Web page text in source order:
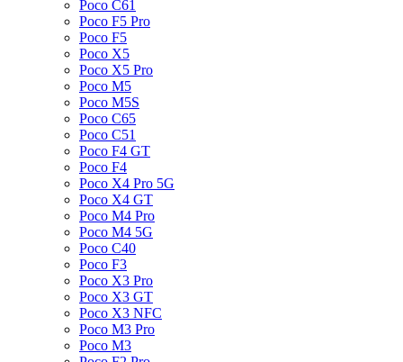
Poco C61
Poco F5 Pro
Poco F5
Poco X5
Poco X5 Pro
Poco M5
Poco M5S
Poco C65
Poco C51
Poco F4 GT
Poco F4
Poco X4 Pro 5G
Poco X4 GT
Poco M4 Pro
Poco M4 5G
Poco C40
Poco F3
Poco X3 Pro
Poco X3 GT
Poco X3 NFC
Poco M3 Pro
Poco M3